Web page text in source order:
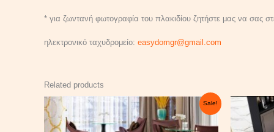
* για ζωντανή φωτογραφία του πλακιδίου ζητήστε μας να σας
ηλεκτρονικό ταχυδρομείο: easydomgr@gmail.com
Related products
Sale!
Original
price
was:
39,60 €.
Current
price
is:
23,80 €.